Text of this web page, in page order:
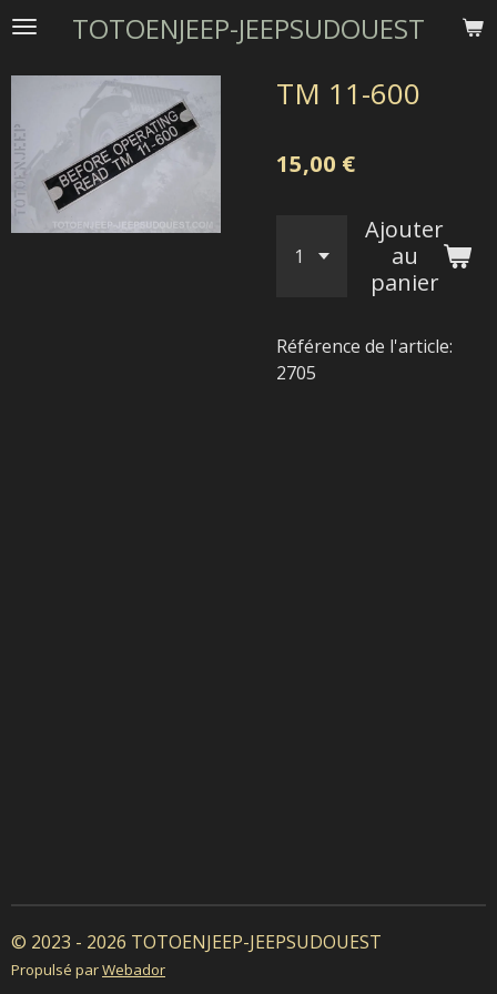
Passer
contenu
TOTOENJEEP-JEEPSUDOUEST
TM 11-600
15,00 €
Ajouter
au
panier
Référence de l'article:
2705
© 2023 - 2026 TOTOENJEEP-JEEPSUDOUEST
Propulsé parWebador